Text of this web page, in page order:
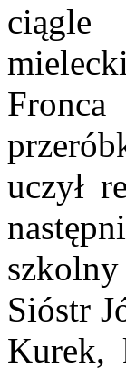
ciągle
uczył
Sióstr
Kurek,